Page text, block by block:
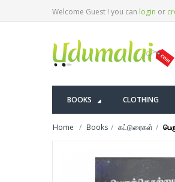
Welcome Guest ! you can login or
BOOKS CLOTHING
Home Books கட்டுரைகள்